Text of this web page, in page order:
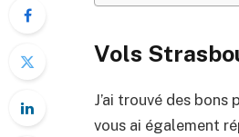
Vols
J’ai trouvé des bons
vous ai également